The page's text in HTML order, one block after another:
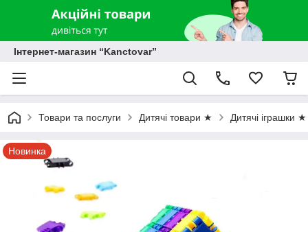
Інтернет-магазин “Kanctovar”
Товари та послуги Дитячі товари ★ Дитячі іграшки ★
Новинка